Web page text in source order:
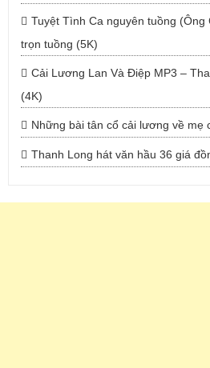
Tuyệt Tình Ca nguyên tuồng
trọn tuồng (5K)
Cải Lương Lan Và Điệp MP3 –
(4K)
Những bài tân cổ cải lương về mẹ
Thanh Long hát văn hầu 36 giá